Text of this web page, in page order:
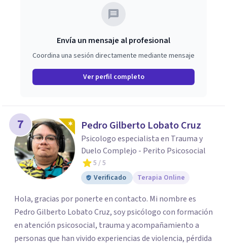
Envía un mensaje al profesional
Coordina una sesión directamente mediante mensaje
Ver perfil completo
7 Pedro Gilberto Lobato Cruz
Psicologo especialista en Trauma y
Duelo Complejo - Perito Psicosocial
5 / 5
Verificado
Terapia Online
Hola, gracias por ponerte en contacto. Mi nombre es
Pedro Gilberto Lobato Cruz, soy psicólogo con formación
en atención psicosocial, trauma y acompañamiento a
personas que han vivido experiencias de violencia, pérdida